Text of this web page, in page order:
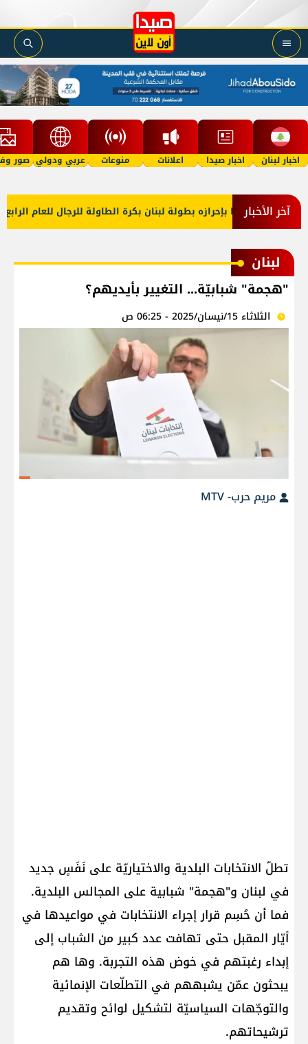
اخبار لبنان اخبار صيدا اعلانات منوعات عربي ودولي صور
آخر الأخبار
صيدا بإحرازه بطولة لبنان بكرة الطاولة للرجال للعام الرابع
لبنان
"هجمة" شبابيّة... التغيير بأيديهم؟
الثلاثاء 15/نيسان/2025 - 06:25 ص
مريم حرب- MTV
تطلّ الانتخابات البلدية والاختياريّة على نَفَسٍ جديد
في لبنان و"هجمة" شبابية على المجالس البلدية.
فما أن حُسِم قرار إجراء الانتخابات في مواعيدها في
أيّار المقبل حتى تهافت عدد كبير من الشباب إلى
إبداء رغبتهم في خوض هذه التجربة. وها هم
يبحثون عمّن يشبههم في التطلّعات الإنمائية
والتوجّهات السياسيّة لتشكيل لوائح وتقديم
ترشيحاتهم.